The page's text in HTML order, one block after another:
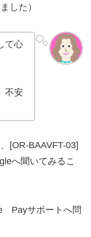
した）
て心
不安
[OR-BAAVFT-03]
へ聞いてみるこ
Payサポートへ問